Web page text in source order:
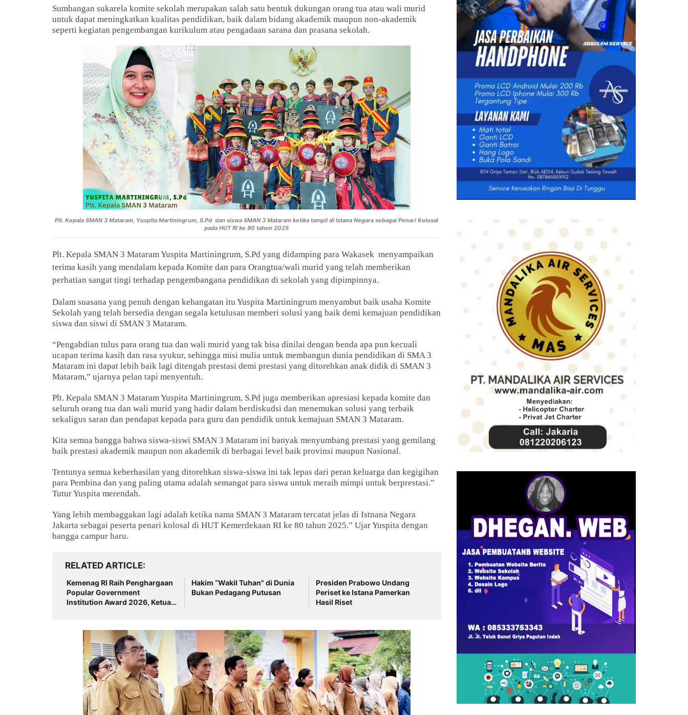
Sumbangan sukarela komite sekolah merupakan salah satu bentuk dukungan orang tua atau wali murid
untuk dapat meningkatkan kualitas pendidikan, baik dalam bidang akademik maupun non-akademik
seperti kegiatan pengembangan kurikulum atau pengadaan sarana dan prasana sekolah.
Plt. Kepala SMAN 3 Mataram, YuspitaMartiningrum, S.Pd dan siswa SMAN 3 Mataram ketika tampil di Istana Negara sebagai Penari Kolosal
pada HUT RI ke 80 tahun 2025
Plt. Kepala SMAN 3 Mataram Yuspita Martiningrum, S.Pd yang didamping para Wakasek menyampaikan
terima kasih yang mendalam kepada Komite dan para Orangtua/wali murid yang telah memberikan
perhatian sangat tingi terhadap pengembangana pendidikan di sekolah yang dipimpinnya.
Dalam suasana yang penuh dengan kehangatan itu Yuspita Martiningrum menyambut baik usaha Komite
Sekolah yang telah bersedia dengan segala ketulusan memberi solusi yang baik demi kemajuan pendidikan
siswa dan siswi di SMAN 3 Mataram.
“Pengabdian tulus para orang tua dan wali murid yang tak bisa dinilai dengan benda apa pun kecuali
ucapan terima kasih dan rasa syukur, sehingga misi mulia untuk membangun dunia pendidikan di SMA 3
Mataram ini dapat lebih baik lagi ditengah prestasi demi prestasi yang ditorehkan anak didik di SMAN 3
Mataram,” ujarnya pelan tapi menyentuh.
Plt. Kepala SMAN 3 Mataram Yuspita Martiningrum, S.Pd juga memberikan apresiasi kepada komite dan
seluruh orang tua dan wali murid yang hadir dalam berdiskudsi dan menemukan solusi yang terbaik
sekaligus saran dan pendapat kepada para guru dan pendidik untuk kemajuan SMAN 3 Mataram.
Kita semua bangga bahwa siswa-siswi SMAN 3 Mataram ini banyak menyumbang prestasi yang gemilang
baik prestasi akademik maupun non akademik di berbagai level baik provinsi maupun Nasional.
Tentunya semua keberhasilan yang ditorehkan siswa-siswa ini tak lepas dari peran keluarga dan kegigihan
para Pembina dan yang paling utama adalah semangat para siswa untuk meraih mimpi untuk berprestasi.”
Tutur Yuspita merendah.
Yang lebih membaggakan lagi adalah ketika nama SMAN 3 Mataram tercatat jelas di Istnana Negara
Jakarta sebagai peserta penari kolosal di HUT Kemerdekaan RI ke 80 tahun 2025.” Ujar Yuspita dengan
bangga campur haru.
RELATED ARTICLE
Kemenag RI Raih Penghargaan
Popular Government
Institution Award 2026, Ketua
Sampaikan Ucapan Selamat
Hakim “Wakil Tuhan" di Dunia
Bukan Pedagang Putusan
Presiden Prabowo Undang
Periset ke Istana Pamerkan
Hasil Riset